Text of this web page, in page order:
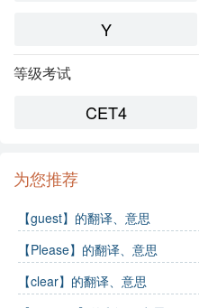
Y
等级考试
CET4
为您推荐
【guest】的翻译、意思
【Please】的翻译、意思
【clear】的翻译、意思